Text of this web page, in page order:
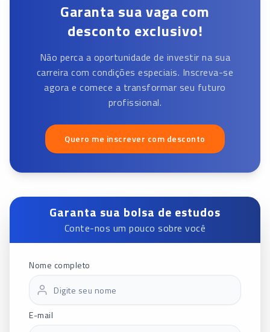
Garanta sua vaga com
desconto exclusivo!
Não perca a oportunidade de investir na sua
carreira com condições especiais. Inscreva-se
agora e comece a transformar seu futuro
profissional.
Quero me inscrever com desconto
Garanta sua bolsa de estudos
Conte-nos um pouco sobre você
Nome completo
E-mail